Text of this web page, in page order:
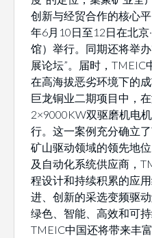
创新与经贸合作的核心
年6月10日至12日在北京
馆）举行。同期还将举
展论坛”。届时，TMEIC
在高海拔恶劣环境下的
巨龙铜业二期项目中，
2×9000KW双驱磨机电
行。这一案例充分确立
矿山驱动领域的领先地
及自动化系统供应商，
程设计和持续积累的应
进、创新的采选变频驱
绿色、智能、高效和可
TMEIC中国还将带来丰